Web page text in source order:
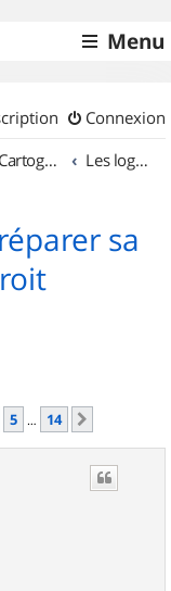
Menu
Connexion
Cartographie et GPS Les logiciels
sa
5 … 14